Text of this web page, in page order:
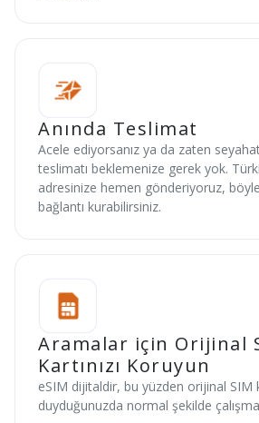
Anında Teslimat
Acele ediyorsanız ya da zaten
teslimatı beklemenize gerek yok.
adresinize hemen gönderiyoruz,
bağlantı kurabilirsiniz.
Aramalar için Orijinal
Kartınızı Koruyun
eSIM dijitaldir, bu yüzden orijinal SIM
duyduğunuzda normal şekilde